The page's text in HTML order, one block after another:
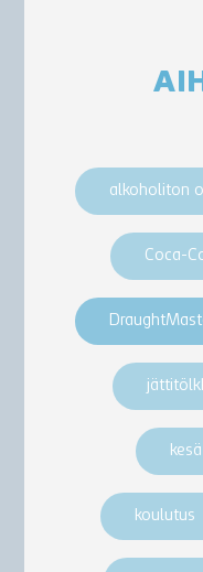
alkoholiton
Coca-
kesä
koulutus